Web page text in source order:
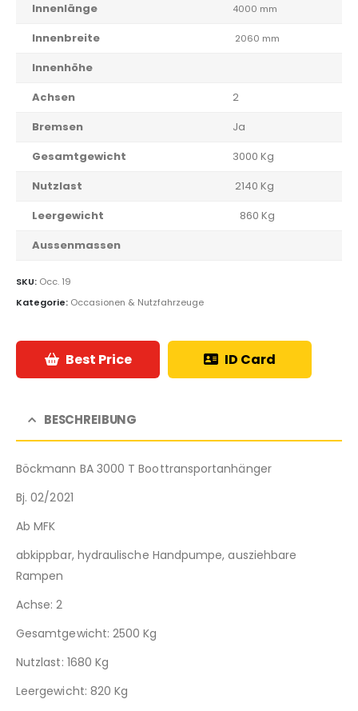
Innenlänge 4000 mm
Innenbreite 2060 mm
Innenhöhe
Achsen
2
Bremsen
Ja
Gesamtgewicht
3000 Kg
Nutzlast
2140 Kg
Leergewicht
860 Kg
Aussenmassen
SKU: Occ. 19
Kategorie: Occasionen & Nutzfahrzeuge
Best Price ID Card
BESCHREIBUNG
Böckmann BA 3000 T Boottransportanhänger
Bj. 02/2021
Ab MFK
abkippbar, hydraulische Handpumpe, ausziehbare
Rampen
Achse: 2
Gesamtgewicht: 2500 Kg
Nutzlast: 1680 Kg
Leergewicht: 820 Kg